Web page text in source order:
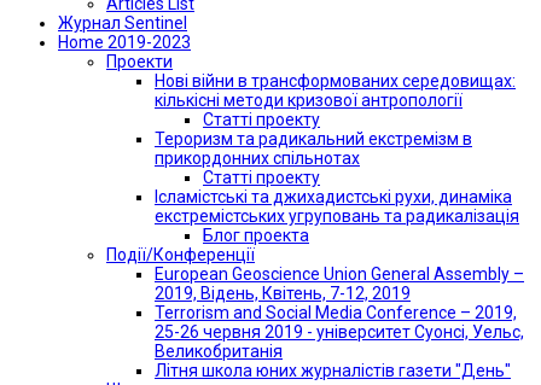
Журнал Sentinel
Home 2019-2023
Проекти
Нові війни в трансформованих середовищах:
кількісні методи кризової антропології
Статті проекту
Тероризм та радикальний екстремізм в
прикордонних спільнотах
Статті проекту
Ісламістські та джихадистські рухи, динаміка
екстремістських угруповань та радикалізація
Блог проекта
Події/Конференції
European Geoscience Union General Assembly –
2019, Відень, Квітень, 7-12, 2019
Terrorism and Social Media Conference – 2019,
25-26 червня 2019 - університет Суонсі, Уельс,
Великобританія
Літня школа юних журналістів газети "День"